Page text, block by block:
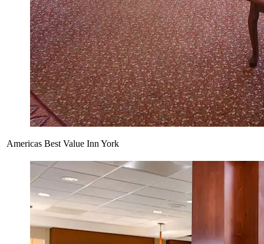
Americas Best Value Inn York